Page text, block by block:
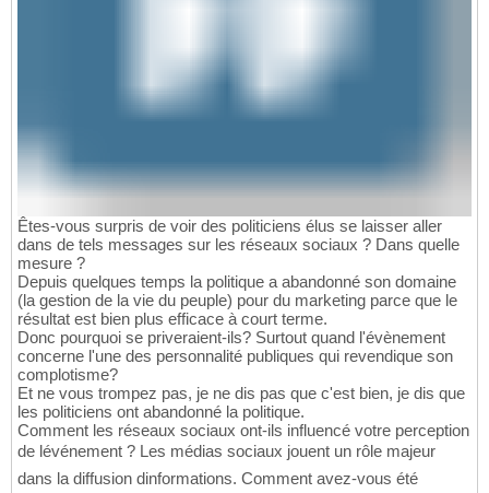
Êtes-vous surpris de voir des politiciens élus se laisser aller
dans de tels messages sur les réseaux sociaux ? Dans quelle
mesure ?
Depuis quelques temps la politique a abandonné son domaine
(la gestion de la vie du peuple) pour du marketing parce que le
résultat est bien plus efficace à court terme.
Donc pourquoi se priveraient-ils? Surtout quand l'évènement
concerne l'une des personnalité publiques qui revendique son
complotisme?
Et ne vous trompez pas, je ne dis pas que c'est bien, je dis que
les politiciens ont abandonné la politique.
Comment les réseaux sociaux ont-ils influencé votre perception
de lévénement ? Les médias sociaux jouent un rôle majeur
dans la diffusion dinformations. Comment avez-vous été